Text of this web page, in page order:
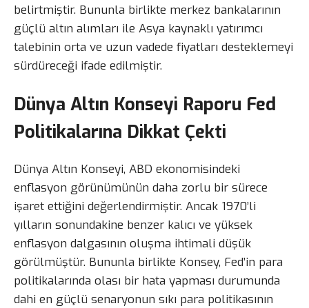
belirtmiştir. Bununla birlikte merkez bankalarının
güçlü altın alımları ile Asya kaynaklı yatırımcı
talebinin orta ve uzun vadede fiyatları desteklemeyi
sürdüreceği ifade edilmiştir.
Dünya Altın Konseyi Raporu Fed
Politikalarına Dikkat Çekti
Dünya Altın Konseyi, ABD ekonomisindeki
enflasyon görünümünün daha zorlu bir sürece
işaret ettiğini değerlendirmiştir. Ancak 1970’li
yılların sonundakine benzer kalıcı ve yüksek
enflasyon dalgasının oluşma ihtimali düşük
görülmüştür. Bununla birlikte Konsey, Fed’in para
politikalarında olası bir hata yapması durumunda
dahi en güçlü senaryonun sıkı para politikasının